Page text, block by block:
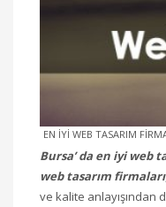
EN İYİ WEB TASARIM
Bursa’ da en iyi web
web tasarım firmaları
ve kalite anlayışından